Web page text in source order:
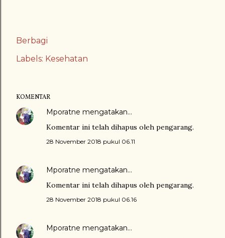
Berbagi
Labels: Kesehatan
KOMENTAR
Mporatne mengatakan…
Komentar ini telah dihapus oleh pengarang.
28 November 2018 pukul 06.11
Mporatne mengatakan…
Komentar ini telah dihapus oleh pengarang.
28 November 2018 pukul 06.16
Mporatne mengatakan…